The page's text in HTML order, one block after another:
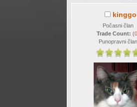
kinggo
Počasni član
Trade Count:(
Punopravni član